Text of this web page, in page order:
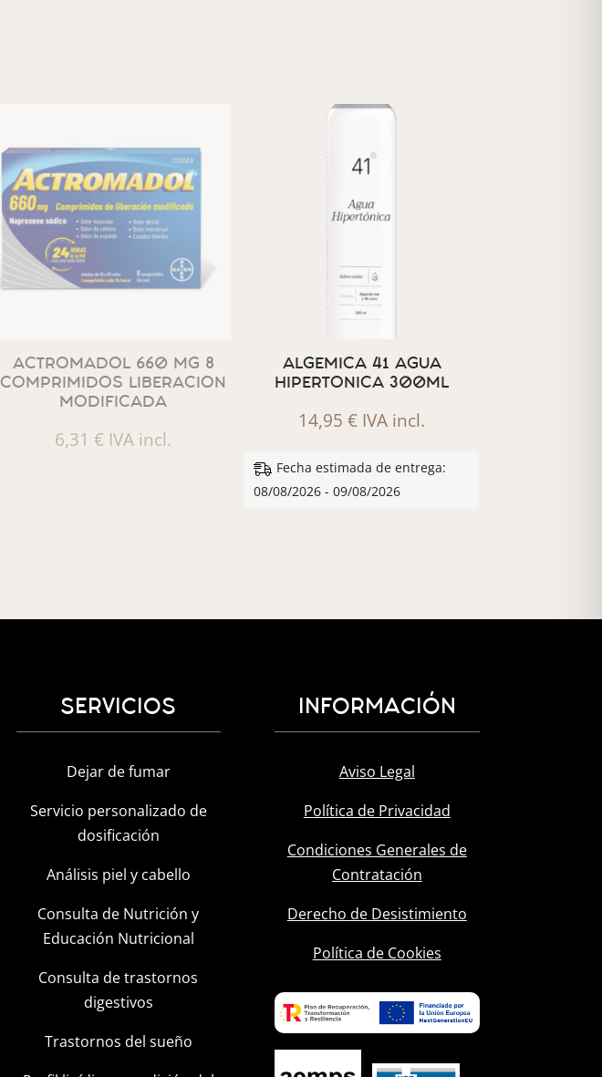
ACTROMADOL 660 MG 8
COMPRIMIDOS LIBERACION
MODIFICADA
6,31€ IVA incl.
ALGEMICA 41 AGUA
HIPERTONICA 300ML
14,95€ IVA incl.
Fecha estimada de entrega:
08/08/2026 - 09/08/2026
SERVICIOS
Dejar de fumar
Servicio personalizado de
dosificación
Análisis piel y cabello
Consulta de Nutrición y
Educación Nutricional
Consulta de trastornos
digestivos
Trastornos del sueño
INFORMACIÓN
Aviso Legal
Política de Privacidad
Condiciones Generales de
Contratación
Derecho de Desistimiento
Política de Cookies